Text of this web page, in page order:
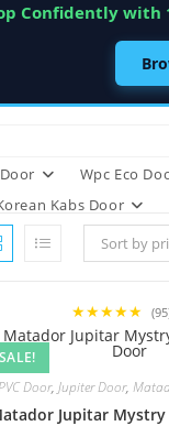
Confidently with
Wpc Eco
Kabs Door
Sort by
★★★★★
SALE!
Door, Jupiter Door,
Jupitar Mystry